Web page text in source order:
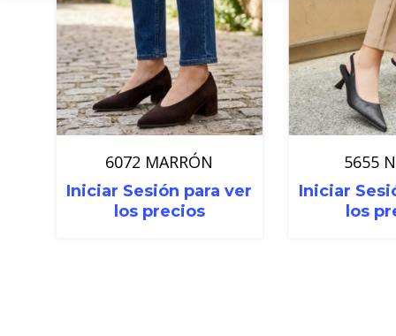
6072 MARRÓN
Iniciar Sesión para ver
los precios
5655
Iniciar
los